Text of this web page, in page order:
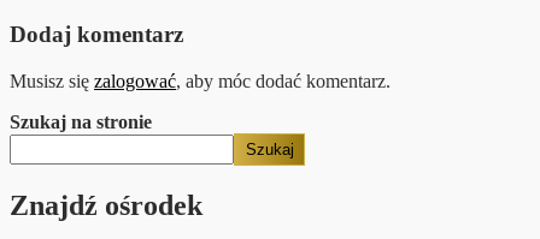
Dodaj komentarz
Musisz się zalogować, aby móc dodać komentarz.
Szukaj na stronie
Szukaj
Znajdź ośrodek